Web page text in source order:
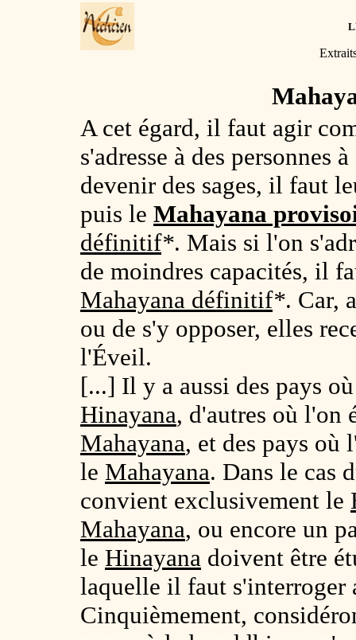
A cet égard, il faut agir
s'adresse à des personnes
devenir des sages, il faut
puis le Mahayana
définitif*. Mais si l'on
de moindres capacités, il
Mahayana définitif*. Car,
ou de s'y opposer, elles
l'Éveil.
[...] Il y a aussi des pays
Hinayana, d'autres où l'on
Mahayana, et des pays
le Mahayana. Dans le cas
convient exclusivement le
Mahayana, ou encore un
le Hinayana doivent être
laquelle il faut s'interroger
Cinquièmement,